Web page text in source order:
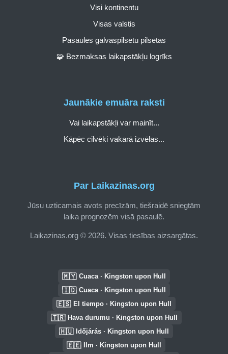
Par Laikazinas.org
Jūsu uzticamais avots precīzām, tiešraidē sniegtām
laika prognozēm visā pasaulē.
Laikazinas.org © 2026. Visas tiesības aizsargātas.
Visi kontinentu
Visas valstis
Pasaules galvaspilsētu pilsētas
🧩 Bezmaksas laikapstākļu logrīks
Jaunākie emuāra raksti
Vai laikapstākļi var mainīt...
Kāpēc cilvēki vakarā izvēlas...
🇲🇾 Cuaca · Kingston upon Hull
🇮🇩 Cuaca · Kingston upon Hull
🇪🇸 El tiempo · Kingston upon Hull
🇹🇷 Hava durumu · Kingston upon Hull
🇭🇺 Időjárás · Kingston upon Hull
🇪🇪 Ilm · Kingston upon Hull